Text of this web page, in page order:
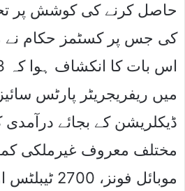
حاصل کرنے کی کوشش پر
کی جس پر کسٹمز حکام نے
میں ریفریجریٹر پارٹس
ڈیکلریشن کے بجائے